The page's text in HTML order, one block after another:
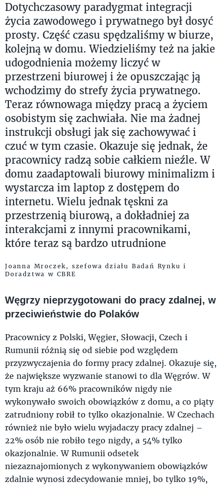
Dotychczasowy paradygmat integracji
życia zawodowego i prywatnego był dosyć
prosty. Część czasu spędzaliśmy w biurze,
kolejną w domu. Wiedzieliśmy też na jakie
udogodnienia możemy liczyć w
przestrzeni biurowej i że opuszczając ją
wchodzimy do strefy życia prywatnego.
Teraz równowaga między pracą a życiem
osobistym się zachwiała. Nie ma żadnej
instrukcji obsługi jak się zachowywać i
czuć w tym czasie. Okazuje się jednak, że
pracownicy radzą sobie całkiem nieźle. W
domu zaadaptowali biurowy minimalizm i
wystarcza im laptop z dostępem do
internetu. Wielu jednak tęskni za
przestrzenią biurową, a dokładniej za
interakcjami z innymi pracownikami,
które teraz są bardzo utrudnione
Joanna Mroczek, szefowa działu Badań Rynku i
Doradztwa w CBRE
Węgrzy nieprzygotowani do pracy zdalnej, w
przeciwieństwie do Polaków
Pracownicy z Polski, Węgier, Słowacji, Czech i
Rumunii różnią się od siebie pod względem
przyzwyczajenia do formy pracy zdalnej. Okazuje się,
że największe wyzwanie stanowi to dla Węgrów. W
tym kraju aż 66% pracowników nigdy nie
wykonywało swoich obowiązków z domu, a co piąty
zatrudniony robił to tylko okazjonalnie. W Czechach
również nie było wielu wyjadaczy pracy zdalnej –
22% osób nie robiło tego nigdy, a 54% tylko
okazjonalnie. W Rumunii odsetek
niezaznajomionych z wykonywaniem obowiązków
zdalnie wynosi zdecydowanie mniej, bo tylko 19%,